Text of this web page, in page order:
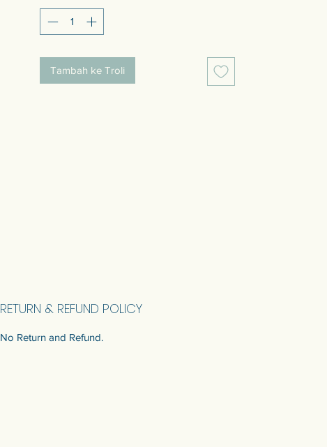
Come with wooden backing for safety and
กระจกฟรีฟอร์ม 3
แบบพร้อมขายมี 1 ขนาด ดูข้อมูลขนาดด้าน
Tambah ke Troli
RETURN & REFUND POLICY
No Return and Refund.